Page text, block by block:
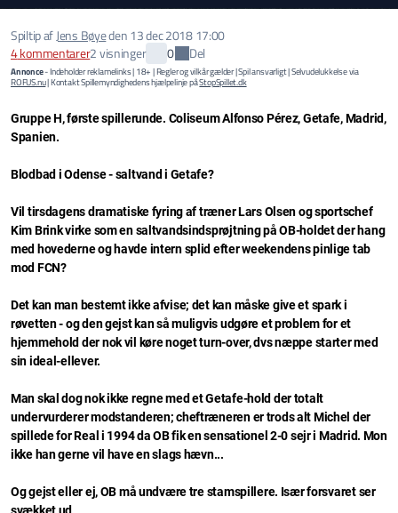
Spiltip afJens Bøyeden13 dec 2018 17:00
4kommentarer2 visninger 0 Del
Annonce- Indeholder reklamelinks | 18+ | Regler og vilkår gælder | Spil ansvarligt | Selvudelukkelse via
ROFUS.nu| Kontakt Spillemyndighedens hjælpelinje påStopSpillet.dk
Gruppe H, første spillerunde. Coliseum Alfonso Pérez, Getafe, Madrid,
Spanien.
Blodbad i Odense - saltvand i Getafe?
Vil tirsdagens dramatiske fyring af træner Lars Olsen og sportschef
Kim Brink virke som en saltvandsindsprøjtning på OB-holdet der hang
med hovederne og havde intern splid efter weekendens pinlige tab
mod FCN?
Det kan man bestemt ikke afvise; det kan måske give et spark i
røvetten - og den gejst kan så muligvis udgøre et problem for et
hjemmehold der nok vil køre noget turn-over, dvs næppe starter med
sin ideal-ellever.
Man skal dog nok ikke regne med et Getafe-hold der totalt
undervurderer modstanderen; cheftræneren er trods alt Michel der
spillede for Real i 1994 da OB fik en sensationel 2-0 sejr i Madrid. Mon
ikke han gerne vil have en slags hævn...
Og gejst eller ej, OB må undvære tre stamspillere. Især forsvaret ser